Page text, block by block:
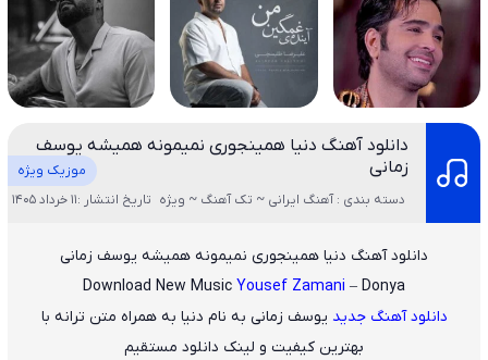
دانلود آهنگ دنیا همینجوری نمیمونه همیشه یوسف
زمانی
موزیک ویژه
دسته بندی : آهنگ ایرانی ~ تک آهنگ ~ ویژه تاریخ انتشار :11 خرداد 1405
دانلود آهنگ دنیا همینجوری نمیمونه همیشه یوسف زمانی
Download New Music Yousef Zamani – Donya
دانلود آهنگ جدید یوسف زمانی به نام دنیا به همراه متن ترانه با
بهترین کیفیت و لینک دانلود مستقیم